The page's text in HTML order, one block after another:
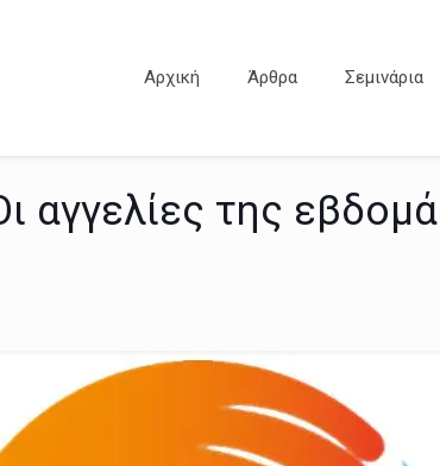
Αρχική Άρθρα Σεμινάρια
αγγελίες της